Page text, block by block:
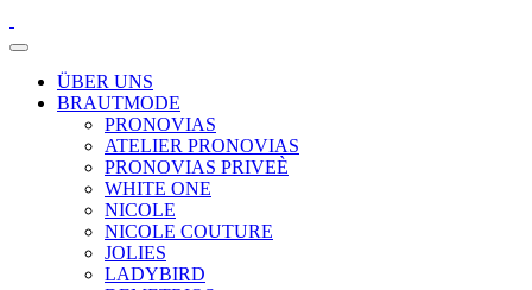
ÜBER UNS
BRAUTMODE
PRONOVIAS
ATELIER PRONOVIAS
PRONOVIAS PRIVEÈ
WHITE ONE
NICOLE
NICOLE COUTURE
JOLIES
LADYBIRD